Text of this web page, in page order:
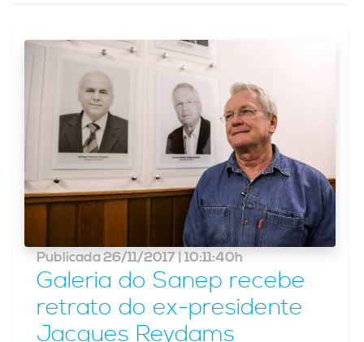
Publicada 26/11/2017 | 10:11:40h
Galeria do Sanep recebe
retrato do ex-presidente
Jacques Reydams